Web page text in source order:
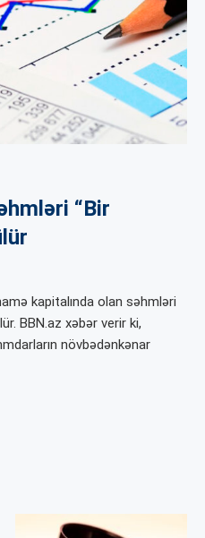
“Bir
kapitalında olan səhmləri
BBN.az xəbər verir ki,
növbədənkənar